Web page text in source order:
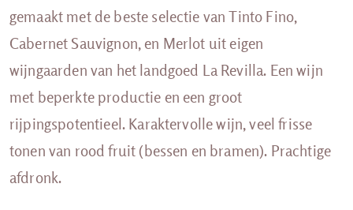
gemaakt met de beste selectie van Tinto Fino,
Cabernet Sauvignon, en Merlot uit eigen
wijngaarden van het landgoed La Revilla. Een wijn
met beperkte productie en een groot
rijpingspotentieel. Karaktervolle wijn, veel frisse
tonen van rood fruit (bessen en bramen). Prachtige
afdronk.